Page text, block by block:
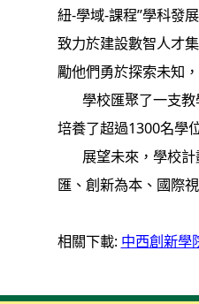
紐-學域-課程”學科發
致力於建設數智人才
勵他們勇於探索未知
學校匯聚了一支教
培養了超過1300名學
展望未來，學校計
匯、創新為本、國際
相關下載: 中西創新學